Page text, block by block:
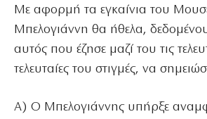
Με αφορμή τα εγκαίνια του
Μπελογιάννη θα ήθελα,
αυτός που έζησε μαζί του τις
τελευταίες του στιγμές, να
Α) Ο Μπελογιάννης υπήρξε